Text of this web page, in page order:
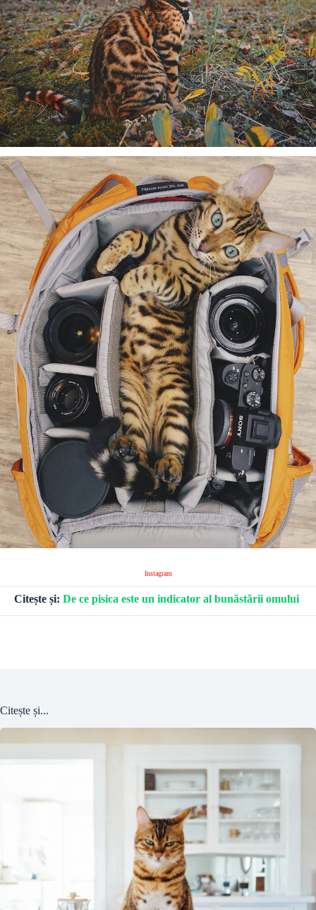
Instagram
Citește și: De ce pisica este un indicator al bunăstării omului
Citește și...